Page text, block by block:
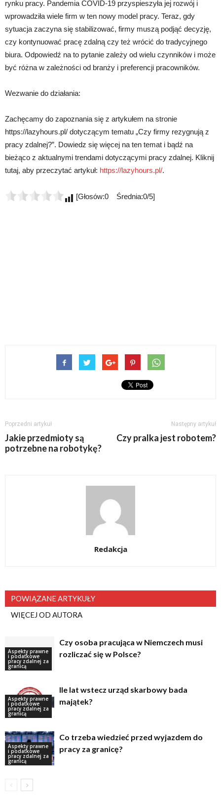
rynku pracy. Pandemia COVID-19 przyspieszyła jej rozwój i
wprowadziła wiele firm w ten nowy model pracy. Teraz, gdy
sytuacja zaczyna się stabilizować, firmy muszą podjąć decyzję,
czy kontynuować pracę zdalną czy też wrócić do tradycyjnego
biura. Odpowiedź na to pytanie zależy od wielu czynników i może
być różna w zależności od branży i preferencji pracowników.
Wezwanie do działania:
Zachęcamy do zapoznania się z artykułem na stronie
https://lazyhours.pl/ dotyczącym tematu „Czy firmy rezygnują z
pracy zdalnej?”. Dowiedz się więcej na ten temat i bądź na
bieżąco z aktualnymi trendami dotyczącymi pracy zdalnej. Kliknij
tutaj, aby przeczytać artykuł: https://lazyhours.pl/.
[Głosów:0 Średnia:0/5]
Poprzedni artykuł
Jakie przedmioty są
potrzebne na robotykę?
Następny artykuł
Czy pralka jest robotem?
Redakcja
POWIĄZANE ARTYKUŁY
WIĘCEJ OD AUTORA
Aspekty prawne
i podatkowe
pracy zdalnej za
granicą
Czy osoba pracująca w Niemczech musi
rozliczać się w Polsce?
Aspekty prawne
i podatkowe
pracy zdalnej za
granicą
Ile lat wstecz urząd skarbowy bada
majątek?
Aspekty prawne
i podatkowe
pracy zdalnej za
granicą
Co trzeba wiedzieć przed wyjazdem do
pracy za granicę?